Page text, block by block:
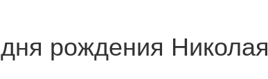
рождения